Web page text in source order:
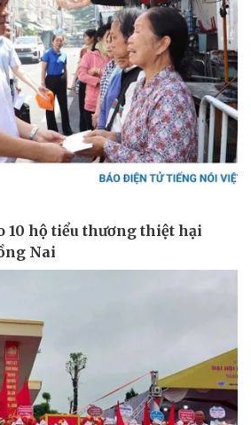
Công nghệ
Sành điệu
Tin Công nghệ
Trải nghiệm
Chuyển đổi số